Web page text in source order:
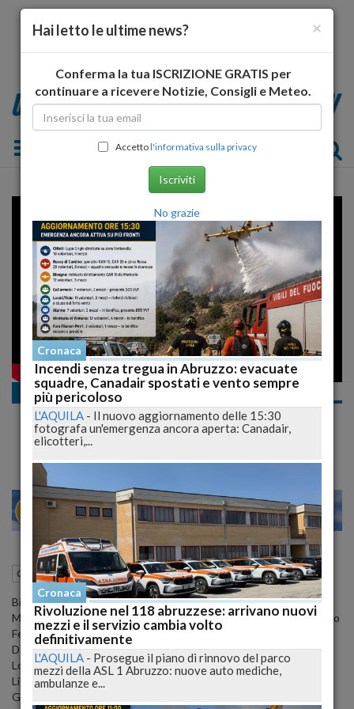
Toggle navigation
Cronaca nazionale
Tiziano Ferro, Baglioni, Morandi e Ligabue
Protagonisti dei Wind Music Awards
MILANO 20 26
Cronaca nazionale 05 Giugno 2015 05:00
Biagio Antonacci, i 'capitani coraggiosi' Claudio Baglioni e Gianni
Morandi, che apriranno la serata, assieme ad Emma, Fedez e Tiziano
Ferro. E ancora: Mario Biondi, Clementino, Club Dogo, Gigi
D’Alessio, Dear Jack, Francesco De Gregori, Elisa, Emis Killa,
Lorenzo Fragola, Gemitaiz&Madman, Il Volo, Deborah Iurato, J-Ax,
Ligabue , Fiorella Mannoia, Marracash, Marco Mengoni, Modà,
Gianna Nannini, Negrita, Nek, Eros Ramazzotti, Francesco Renga,
×
Hai letto le ultime news?
Conferma la tua ISCRIZIONE GRATIS per
continuare a ricevere Notizie, Consigli e Meteo.
Accettol'informativa sulla privacy
Iscriviti
No grazie
Cronaca
Incendi senza tregua in Abruzzo: evacuate
squadre, Canadair spostati e vento sempre
più pericoloso
L'AQUILA - Il nuovo aggiornamento delle 15:30
fotografa un'emergenza ancora aperta: Canadair,
elicotteri,...
Cronaca
Rivoluzione nel 118 abruzzese: arrivano nuovi
mezzi e il servizio cambia volto
definitivamente
L'AQUILA - Prosegue il piano di rinnovo del parco
mezzi della ASL 1 Abruzzo: nuove auto mediche,
ambulanze e...